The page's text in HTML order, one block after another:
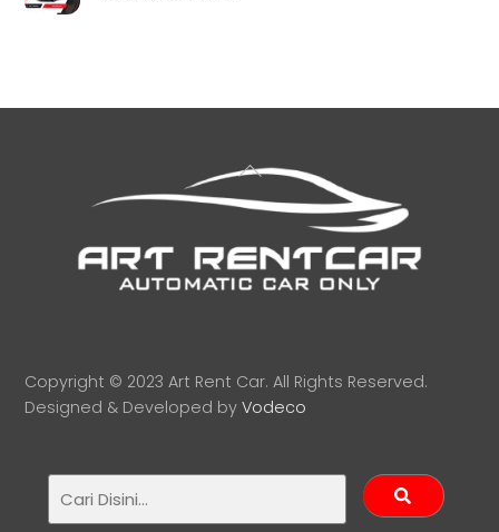
Back
To
Copyright © 2023 Art Rent Car. All Rights Reserved.
Designed & Developed byVodeco